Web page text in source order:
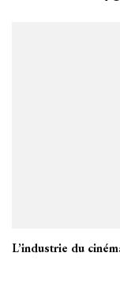
L’industrie du